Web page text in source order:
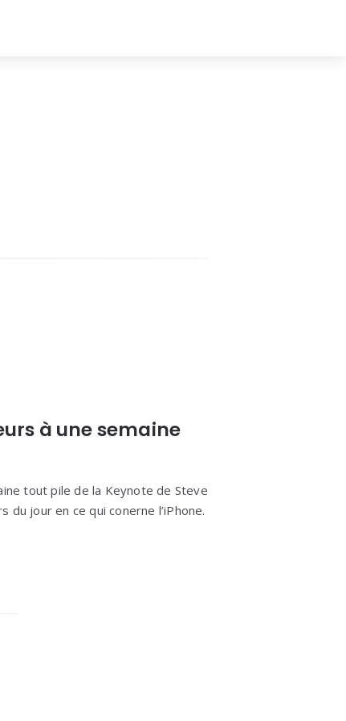
à une semaine
tout pile de la Keynote de Steve
du jour en ce qui conerne l’iPhone.